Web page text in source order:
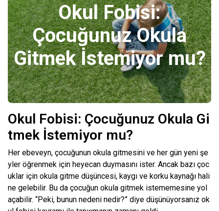
Okul Fobisi:
Çocuğunuz Okula
Gitmek İstemiyor mu?
Okul Fobisi: Çocuğunuz Okula Gi
tmek İstemiyor mu?
Her ebeveyn, çocuğunun okula gitmesini ve her gün yeni şe
yler öğrenmek için heyecan duymasını ister. Ancak bazı çoc
uklar için okula gitme düşüncesi, kaygı ve korku kaynağı hali
ne gelebilir. Bu da çocuğun okula gitmek istememesine yol
açabilir. “Peki, bunun nedeni nedir?” diye düşünüyorsanız ok